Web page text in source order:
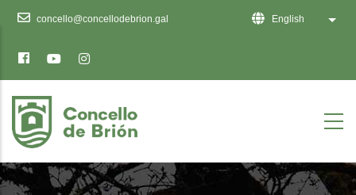
sitio
web
inclúe
un
sistema
concello@concellodebrion.gal English List